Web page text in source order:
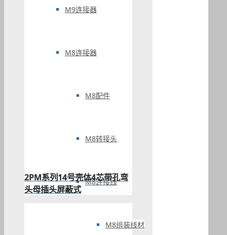
M9连接器
M8连接器
M8配件
M8转接头
M8连接线
M8组装线材
2PM系列14号壳体4芯带孔弯
头母插头屏蔽式